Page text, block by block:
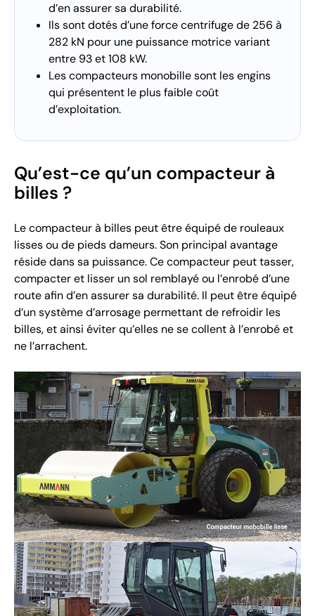
d’en assurer sa durabilité.
Ils sont dotés d’une force centrifuge de 256 à
282 kN pour une puissance motrice variant
entre 93 et 108 kW.
Les compacteurs monobille sont les engins
qui présentent le plus faible coût
d’exploitation.
Qu’est-ce qu’un compacteur à
billes ?
Le compacteur à billes peut être équipé de rouleaux
lisses ou de pieds dameurs. Son principal avantage
réside dans sa puissance. Ce compacteur peut tasser,
compacter et lisser un sol remblayé ou l’enrobé d’une
route afin d’en assurer sa durabilité. Il peut être équipé
d’un système d’arrosage permettant de refroidir les
billes, et ainsi éviter qu’elles ne se collent à l’enrobé et
ne l’arrachent.